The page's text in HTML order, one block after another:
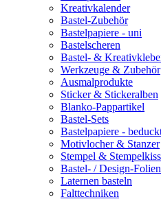
Kreativkalender
Bastel-Zubehör
Bastelpapiere - uni
Bastelscheren
Bastel- &
Werkzeuge & Zubehör
Ausmalprodukte
Sticker & Stickeralben
Blanko-Pappartikel
Bastel-Sets
Bastelpapiere -
Motivlocher & Stanzer
Stempel &
Bastel- / Design-Folien
Laternen basteln
Falttechniken